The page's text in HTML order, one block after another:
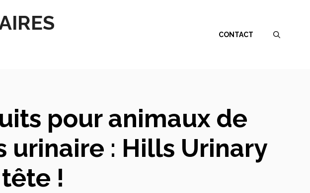
CONTACT
pour animaux de
urinaire : Hills Urinary
!